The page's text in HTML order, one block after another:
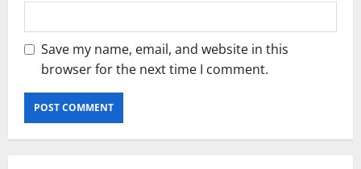
Save my name, email, and website in this
browser for the next time I comment.